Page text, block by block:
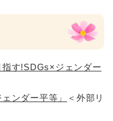
す!SDGs×ジェンダー
ンダー平等」
＜外部リ